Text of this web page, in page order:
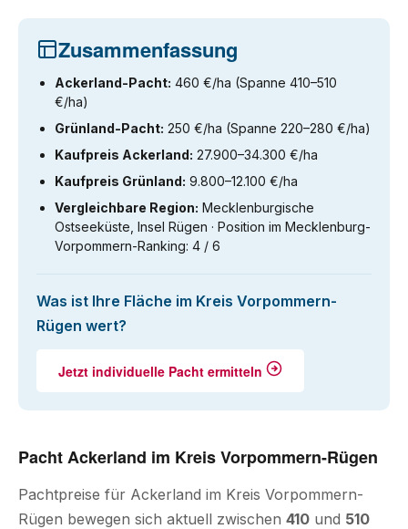
Zusammenfassung
Ackerland-Pacht: 460 €/ha (Spanne 410–510
€/ha)
Grünland-Pacht: 250 €/ha (Spanne 220–280 €/ha)
Kaufpreis Ackerland: 27.900–34.300 €/ha
Kaufpreis Grünland: 9.800–12.100 €/ha
Vergleichbare Region: Mecklenburgische
Ostseeküste, Insel Rügen · Position im Mecklenburg-
Vorpommern-Ranking: 4 / 6
Was ist Ihre Fläche im Kreis Vorpommern-
Rügen wert?
Jetzt individuelle Pacht ermitteln
Pacht Ackerland im Kreis Vorpommern-Rügen
Pachtpreise für Ackerland im Kreis Vorpommern-
Rügen bewegen sich aktuell zwischen 410 und 510